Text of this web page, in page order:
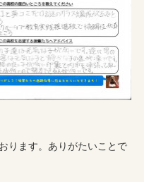
ります。ありがたいことで